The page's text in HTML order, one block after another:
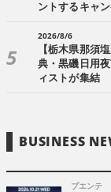
ントするキャ
2026/8/6
【栃木県那須
典・黒磯日用
ィストが集結
BUSINESS
プエンテ